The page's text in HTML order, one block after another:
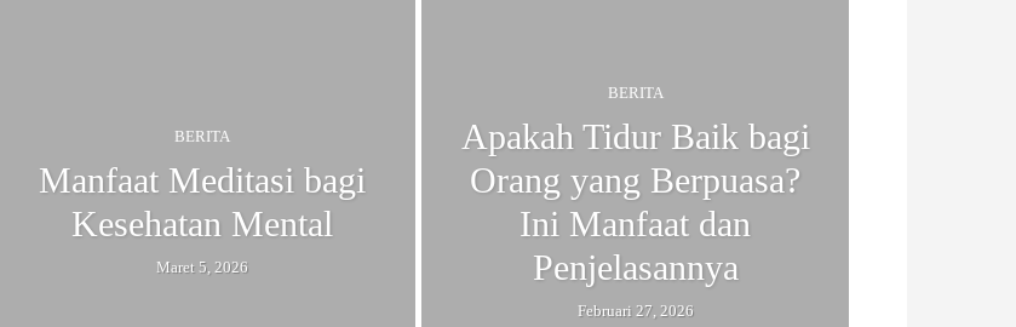
BERITA
Manfaat Meditasi bagi
Kesehatan Mental
Maret 5, 2026
BERITA
Apakah Tidur Baik bagi
Orang yang Berpuasa?
Ini Manfaat dan
Penjelasannya
Februari 27, 2026